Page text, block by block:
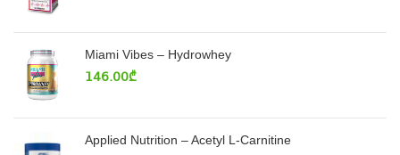
Miami Vibes – Hydrowhey
146.00₾
Applied Nutrition – Acetyl L-Carnitine